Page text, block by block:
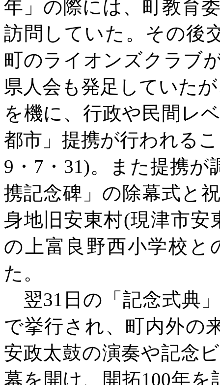
年」の際には、町教育
訪問していた。その後
町のライオンズクラブ
県人会も発足していた
を機に、行政や民間レ
都市」提携が行われる
9・7・31)。また提携が
携記念碑」の除幕式と
身地旧安東村(現津市安
の上富良野西小学校と
た。
翌31日の「記念式典
で挙行され、町内外の
安政太鼓の演奏や記念
幕を開け、開拓100年